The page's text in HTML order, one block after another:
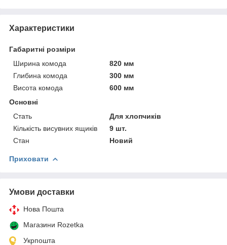
Характеристики
Габаритні розміри
Ширина комода
820 мм
Глибина комода
300 мм
Висота комода
600 мм
Основні
Стать
Для хлопчиків
Кількість висувних ящиків
9 шт.
Стан
Новий
Приховати
Умови доставки
Нова Пошта
Магазини Rozetka
Укрпошта